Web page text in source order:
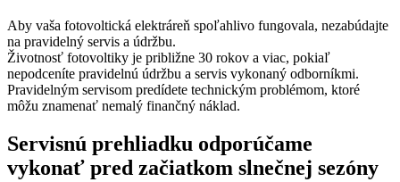
Aby vaša fotovoltická elektráreň spoľahlivo fungovala, nezabúdajte
na pravidelný servis a údržbu.
Životnosť fotovoltiky je približne 30 rokov a viac, pokiaľ
nepodceníte pravidelnú údržbu a servis vykonaný odborníkmi.
Pravidelným servisom predídete technickým problémom, ktoré
môžu znamenať nemalý finančný náklad.
Servisnú prehliadku odporúčame
vykonať pred začiatkom slnečnej sezóny